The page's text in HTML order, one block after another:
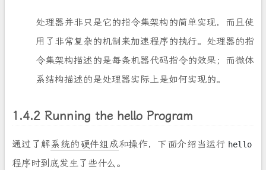
处理器并非只是它的指令集架构的简单实现，而且使
用了非常复杂的机制来加速程序的执行。处理器的指
令集架构描述的是每条机器代码指令的效果；而微体
系结构描述的是处理器实际上是如何实现的。
1.4.2 Running the hello Program
通过了解系统的硬件组成和操作，下面介绍当运行 hello
程序时到底发生了些什么。